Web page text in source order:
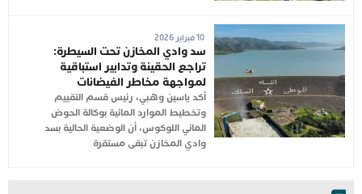
10 فبراير 2026
سد وادي المخازن تحت السيطرة:
تراجع الحقينة وتدابير استباقية
لمواجهة مخاطر الفيضانات
أكد ياسين وهبي، رئيس قسم التقييم
وتخطيط الموارد المائية بوكالة الحوض
المائي اللوكوس، أن الوضعية الحالية بسد
وادي المخازن تبقى مستقرة